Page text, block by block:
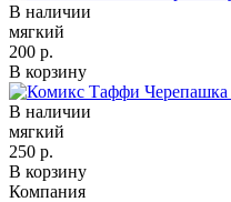
В наличии
мягкий
200 р.
В корзину
В наличии
мягкий
250 р.
В корзину
Компания